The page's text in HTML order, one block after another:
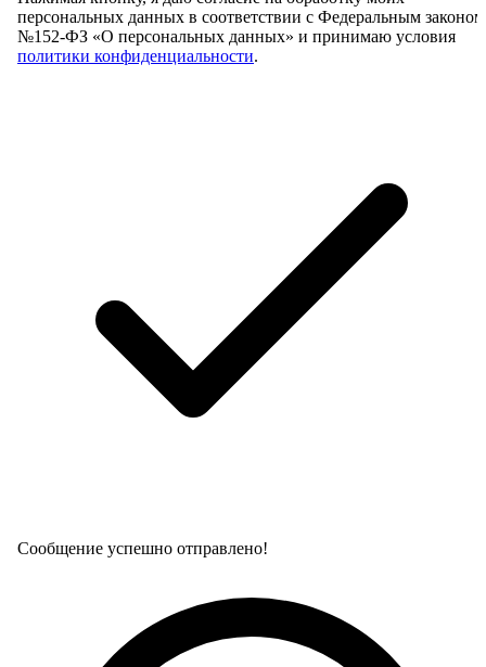
персональных данных в соответствии с Федеральным законом
№152-ФЗ «О персональных данных» и принимаю условия
политики конфиденциальности.
Сообщение успешно отправлено!